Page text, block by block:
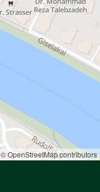
© OpenStreetMap contributors